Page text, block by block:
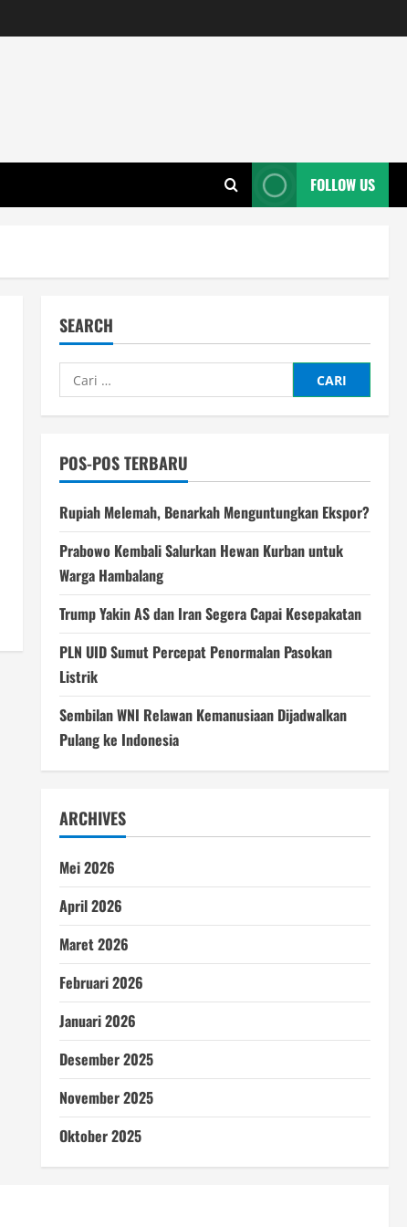
FOLLOW US
SEARCH
Cari
untuk:
POS-POS TERBARU
Rupiah Melemah, Benarkah Menguntungkan Ekspor?
Prabowo Kembali Salurkan Hewan Kurban untuk
Warga Hambalang
Trump Yakin AS dan Iran Segera Capai Kesepakatan
PLN UID Sumut Percepat Penormalan Pasokan
Listrik
Sembilan WNI Relawan Kemanusiaan Dijadwalkan
Pulang ke Indonesia
ARCHIVES
Mei 2026
April 2026
Maret 2026
Februari 2026
Januari 2026
Desember 2025
November 2025
Oktober 2025